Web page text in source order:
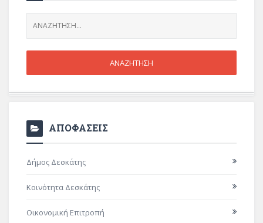
ΑΠΟΦΑΣΕΙΣ
Δήμος Δεσκάτης
Κοινότητα Δεσκάτης
Οικονομική Επιτροπή